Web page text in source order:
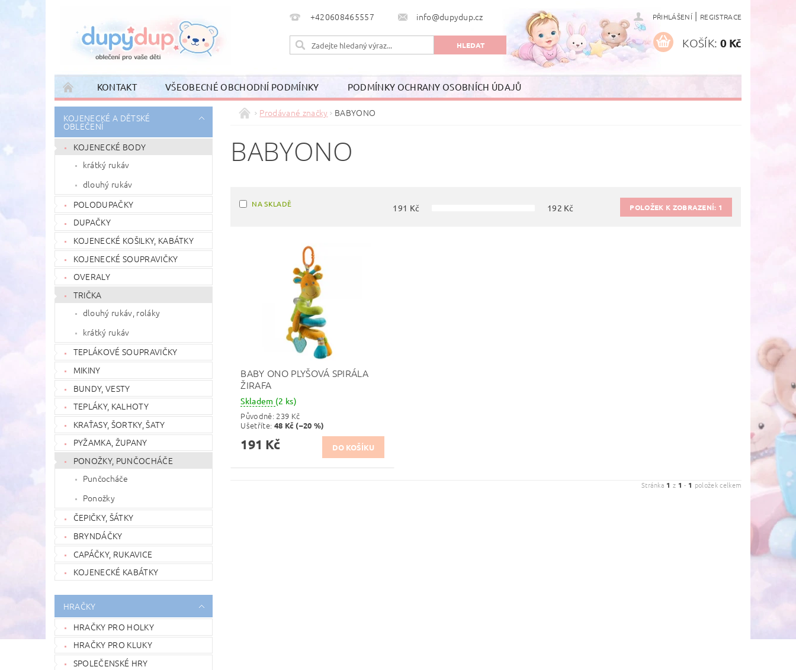
+420608465557 info@dupydup.cz PŘIHLÁŠENÍ | REGISTRACE
KOŠÍK: 0 Kč
KONTAKT VŠEOBECNÉ OBCHODNÍ PODMÍNKY PODMÍNKY OCHRANY OSOBNÍCH ÚDAJŮ
KOJENECKÉ A DĚTSKÉ
OBLEČENÍ
KOJENECKÉ BODY
krátký rukáv
dlouhý rukáv
POLODUPAČKY
DUPAČKY
KOJENECKÉ KOŠILKY, KABÁTKY
KOJENECKÉ SOUPRAVIČKY
OVERALY
TRIČKA
dlouhý rukáv, roláky
krátký rukáv
TEPLÁKOVÉ SOUPRAVIČKY
MIKINY
BUNDY, VESTY
TEPLÁKY, KALHOTY
KRAŤASY, ŠORTKY, ŠATY
PYŽAMKA, ŽUPANY
PONOŽKY, PUNČOCHÁČE
Punčocháče
Ponožky
ČEPIČKY, ŠÁTKY
BRYNDÁČKY
CAPÁČKY, RUKAVICE
KOJENECKÉ KABÁTKY
HRAČKY
HRAČKY PRO HOLKY
HRAČKY PRO KLUKY
SPOLEČENSKÉ HRY
Prodávané značky BABYONO
BABYONO
NA SKLADĚ 191 Kč 192 Kč POLOŽEK K ZOBRAZENÍ: 1
BABY ONO PLYŠOVÁ SPIRÁLA
ŽIRAFA
Skladem (2 ks)
Původně: 239 Kč
Ušetříte: 48 Kč (–20 %)
191 Kč
Stránka 1 z 1 - 1 položek celkem